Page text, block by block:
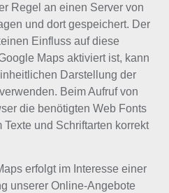
Regel an einen Server von
und dort gespeichert. Der
Einfluss auf diese
Maps aktiviert ist, kann
Darstellung der
Beim Aufruf von
die benötigten Web Fonts
und Schriftarten korrekt
erfolgt im Interesse einer
unserer Online-Angebote